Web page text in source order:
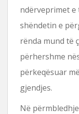
ndërveprimet e
shëndetin e
rënda mund të
përhershme
përkeqësuar
gjendjes.
Në